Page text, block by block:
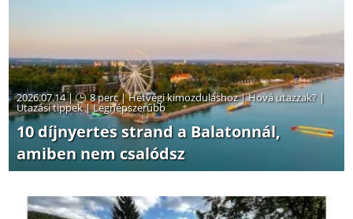
2026.07.14 | 8 perc|Hétvégi kimozduláshoz|Hová utazzak? |
Utazási tippek|Legnépszerűbb
10 díjnyertes strand a Balatonnál,
amiben nem csalódsz